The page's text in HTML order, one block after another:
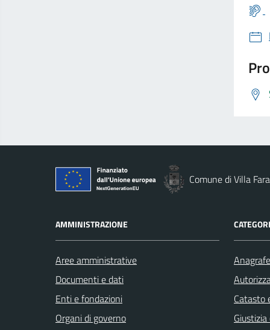
Comune di Villa
AMMINISTRAZIONE
Aree amministrative
Documenti e dati
Enti e fondazioni
Organi di governo
Catasto